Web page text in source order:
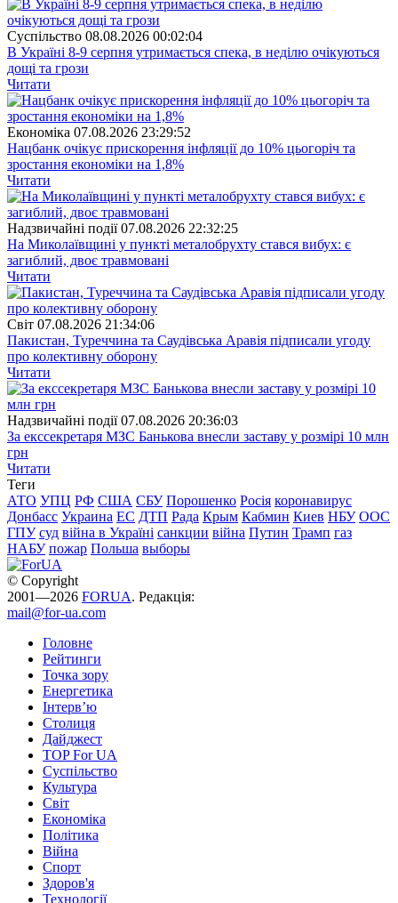
Суспiльство 08.08.2026 00:02:04
В Україні 8-9 серпня утримається спека, в неділю очікуються
дощі та грози
Читати
Економіка 07.08.2026 23:29:52
Нацбанк очікує прискорення інфляції до 10% цьогоріч та
зростання економіки на 1,8%
Читати
Надзвичайні події 07.08.2026 22:32:25
На Миколаївщині у пункті металобрухту стався вибух: є
загиблий, двоє травмовані
Читати
Свiт 07.08.2026 21:34:06
Пакистан, Туреччина та Саудівська Аравія підписали угоду
про колективну оборону
Читати
Надзвичайні події 07.08.2026 20:36:03
За екссекретаря МЗС Банькова внесли заставу у розмірі 10 млн
грн
Читати
Теги
АТО УПЦ РФ США СБУ Порошенко Росія коронавирус
Донбасс Украина ЕС ДТП Рада Крым Кабмин Киев НБУ ООС
ГПУ суд війна в Україні санкции війна Путин Трамп газ
НАБУ пожар Польша выборы
© Copyright
2001—2026 FORUA. Редакція:
mail@for-ua.com
Головне
Рейтинги
Точка зору
Енергетика
Інтерв’ю
Столиця
Дайджест
TOP For UA
Суспiльство
Культура
Світ
Економіка
Політика
Війна
Спорт
Здоров'я
Технології